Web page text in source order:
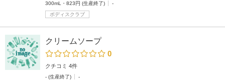
300mL・823円 (生産終了)
-
ボディスクラブ
クリームソープ
0
クチコミ 4件
- (生産終了)
-